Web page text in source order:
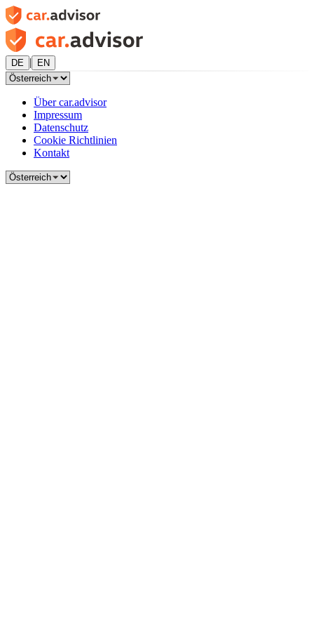
DE | EN
Über car.advisor
Impressum
Datenschutz
Cookie Richtlinien
Kontakt